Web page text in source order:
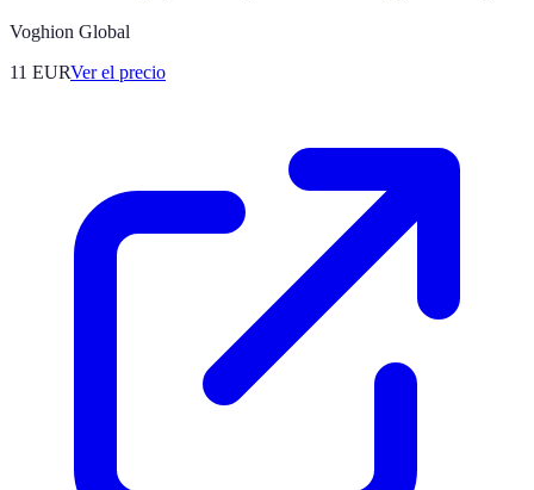
Voghion Global
11 EURVer el precio